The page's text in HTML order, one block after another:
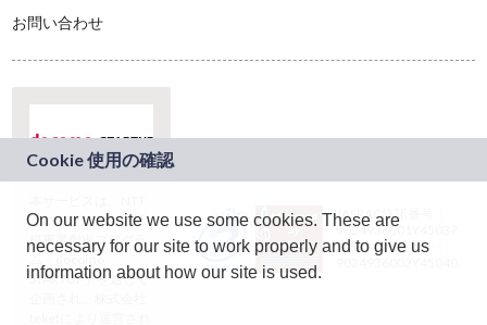
お問い合わせ
ドコモグループの新
規事業創出プログラ
ム「docomo
STARTUP」を通じて
JASRAC許諾番号：
9024936001Y45037
JASRAC許諾番号：
On our website we use some cookies. These are
necessary for our site to work properly and to give us
information about how our site is used.